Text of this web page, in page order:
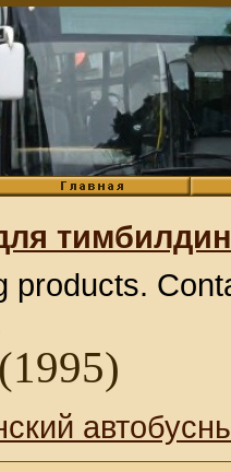
products.